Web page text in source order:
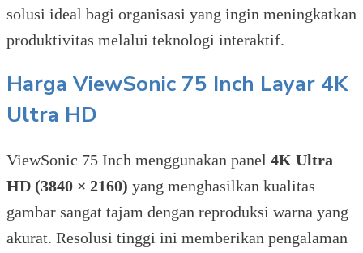
solusi ideal bagi organisasi yang ingin meningkatkan
produktivitas melalui teknologi interaktif.
Harga ViewSonic 75 Inch Layar 4K
Ultra HD
ViewSonic 75 Inch menggunakan panel 4K Ultra
HD (3840 × 2160) yang menghasilkan kualitas
gambar sangat tajam dengan reproduksi warna yang
akurat. Resolusi tinggi ini memberikan pengalaman